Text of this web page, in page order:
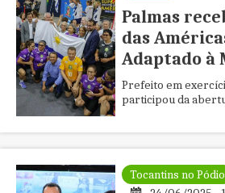
Palmas
das
Adaptado à
Prefeito em
participou da
Tocantins no Pódio